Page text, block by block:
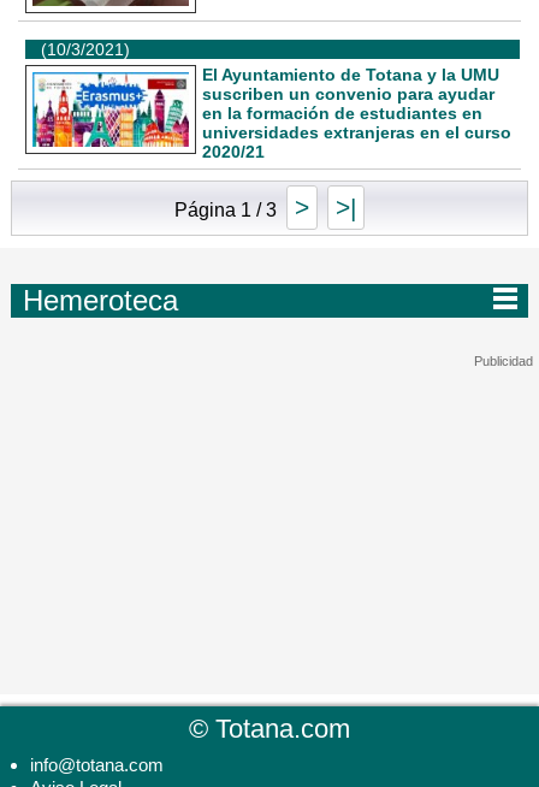
(10/3/2021)
El Ayuntamiento de Totana y la UMU
suscriben un convenio para ayudar
en la formación de estudiantes en
universidades extranjeras en el curso
2020/21
Página 1 / 3 > >|
Hemeroteca
© Totana.com
info@totana.com